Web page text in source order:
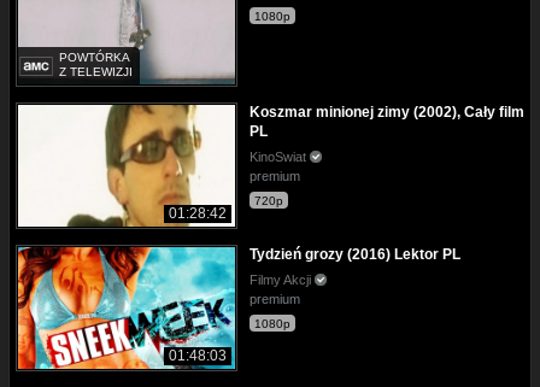
POWTÓRKA
Z TELEWIZJI
1080p
01:28:42
Koszmar minionej zimy (2002), Cały film
PL
KinoSwiat
premium
720p
01:48:03
Tydzień grozy (2016) Lektor PL
Filmy Akcji
premium
1080p